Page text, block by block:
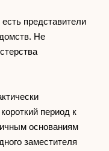
представители
Не
период к
основаниям
заместителя